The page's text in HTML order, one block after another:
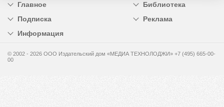
Главное
Библиотека
Подписка
Реклама
Информация
© 2002 - 2026 OOO Издательский дом «МЕДИА ТЕХНОЛОДЖИ» +7 (495) 665-00-
00